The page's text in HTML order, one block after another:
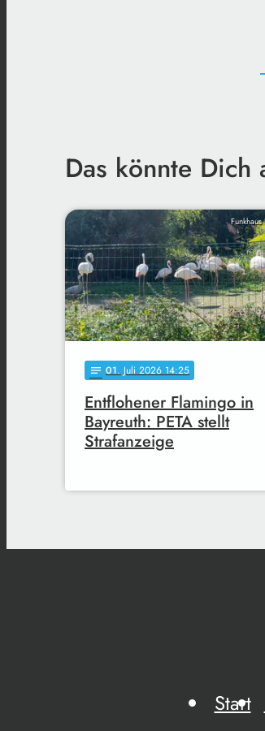
Das könnte Dich
Funkhaus
notes 01. Juli 2026 14:25
Entflohener Flamingo in
Bayreuth: PETA stellt
Strafanzeige
Start